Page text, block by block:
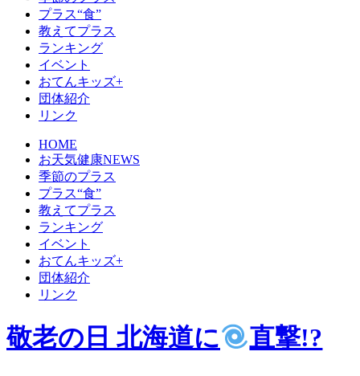
プラス“食”
教えてプラス
ランキング
イベント
おてんキッズ+
団体紹介
リンク
HOME
お天気健康NEWS
季節のプラス
プラス“食”
教えてプラス
ランキング
イベント
おてんキッズ+
団体紹介
リンク
敬老の日 北海道に 直撃!?